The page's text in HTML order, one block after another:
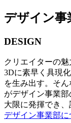
デザイン事
DESIGN
クリエイターの
3Dに素早く具現
を生み出す。そ
がデザイン事業
大限に発揮でき、
デザイン事業部に